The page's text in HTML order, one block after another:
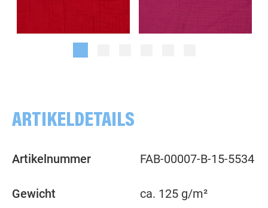
ARTIKELDETAILS
Artikelnummer FAB-00007-B-15-5534
Gewicht ca. 125 g/m²